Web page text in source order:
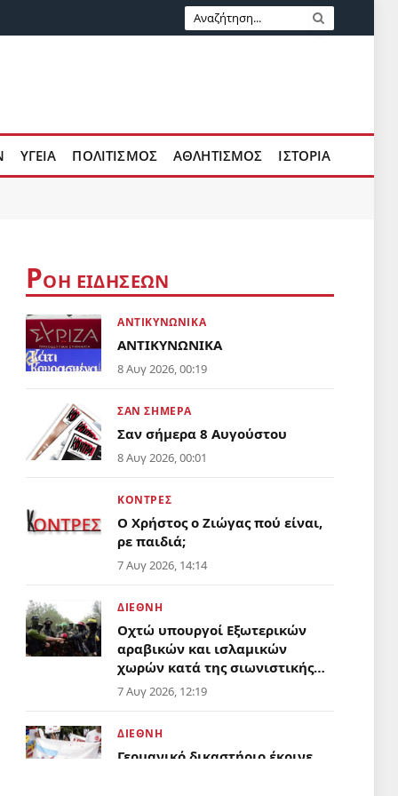
ΥΓΕΙΑ ΠΟΛΙΤΙΣΜΟΣ ΑΘΛΗΤΙΣΜΟΣ ΙΣΤΟΡΙΑ
ΡΟΗ ΕΙΔΗΣΕΩΝ
ΑΝΤΙΚΥΝΩΝΙΚΑ
ΑΝΤΙΚΥΝΩΝΙΚΑ
8 Αυγ 2026, 00:19
ΣΑΝ ΣΗΜΕΡΑ
Σαν σήμερα 8 Αυγούστου
8 Αυγ 2026, 00:01
ΚΟΝΤΡΕΣ
Ο Χρήστος ο Ζιώγας πού είναι,
ρε παιδιά;
7 Αυγ 2026, 14:14
ΔΙΕΘΝΗ
Οχτώ υπουργοί Εξωτερικών
αραβικών και ισλαμικών
χωρών κατά της σιωνιστικής
οντότητας
7 Αυγ 2026, 12:19
ΔΙΕΘΝΗ
Γερμανικό δικαστήριο έκρινε